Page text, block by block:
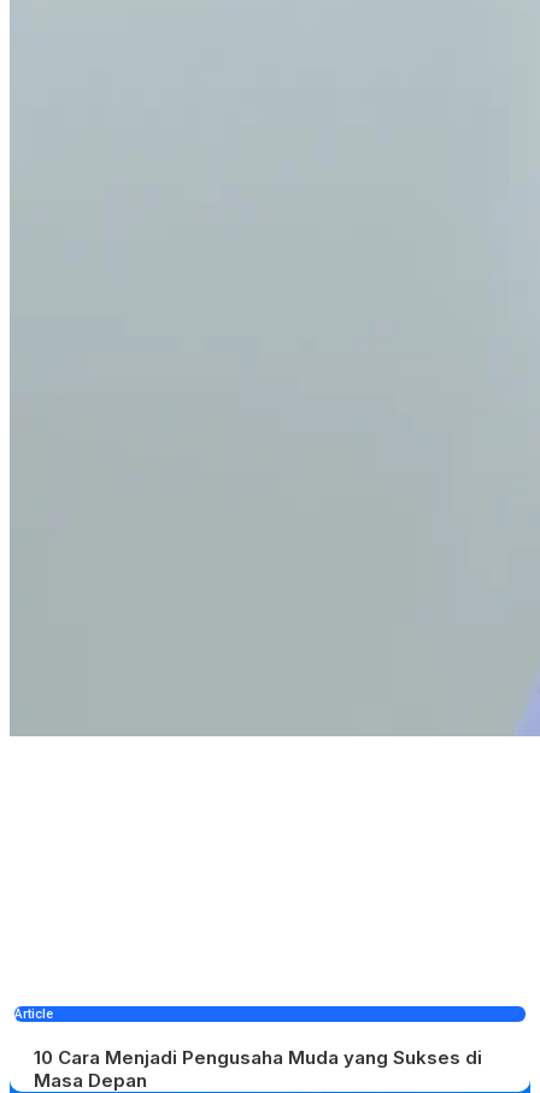
Article
10 Cara Menjadi Pengusaha Muda yang Sukses di
Masa Depan